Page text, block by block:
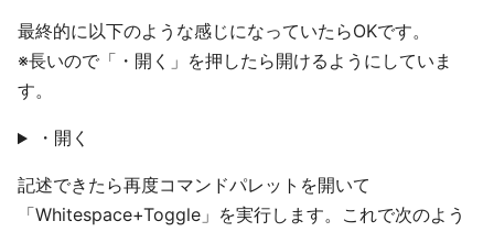
最終的に以下のような感じになっていたらOKです。
※長いので「・開く」を押したら開けるようにしていま
す。
・開く
記述できたら再度コマンドパレットを開いて
「Whitespace+Toggle」を実行します。これで次のよう